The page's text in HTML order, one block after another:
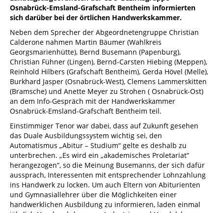
Osnabrück-Emsland-Grafschaft Bentheim informierten
sich darüber bei der örtlichen Handwerkskammer.
Neben dem Sprecher der Abgeordnetengruppe Christian
Calderone nahmen Martin Bäumer (Wahlkreis
Georgsmarienhütte), Bernd Busemann (Papenburg),
Christian Fühner (Lingen), Bernd-Carsten Hiebing (Meppen),
Reinhold Hilbers (Grafschaft Bentheim), Gerda Hövel (Melle),
Burkhard Jasper (Osnabrück-West), Clemens Lammerskitten
(Bramsche) und Anette Meyer zu Strohen ( Osnabrück-Ost)
an dem Info-Gespräch mit der Handwerkskammer
Osnabrück-Emsland-Grafschaft Bentheim teil.
Einstimmiger Tenor war dabei, dass auf Zukunft gesehen
das Duale Ausbildungssystem wichtig sei, den
Automatismus „Abitur – Studium“ gelte es deshalb zu
unterbrechen. „Es wird ein „akademisches Proletariat“
herangezogen“, so die Meinung Busemanns, der sich dafür
aussprach, Interessenten mit entsprechender Lohnzahlung
ins Handwerk zu locken. Um auch Eltern von Abiturienten
und Gymnasiallehrer über die Möglichkeiten einer
handwerklichen Ausbildung zu informieren, laden einmal